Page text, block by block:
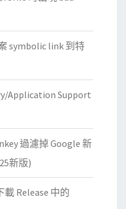
symbolic link 到特
Application Support
過濾掉 Google 新
新版)
載 Release 中的